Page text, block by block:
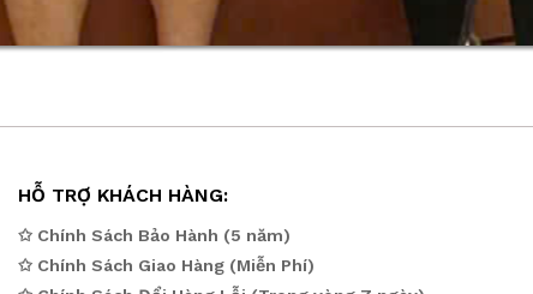
HỖ TRỢ KHÁCH HÀNG:
✩ Chính Sách Bảo Hành (5 năm)
✩ Chính Sách Giao Hàng (Miễn Phí)